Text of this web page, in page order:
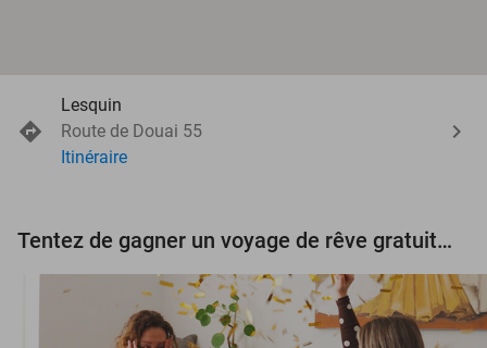
Lesquin
Route de Douai 55
Itinéraire
Tentez de gagner un voyage de rêve gratuit d'une valeur de 3.000 € !